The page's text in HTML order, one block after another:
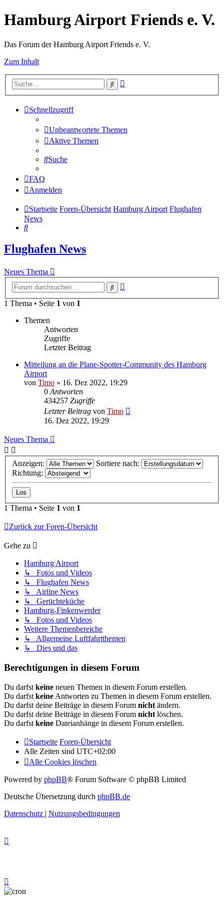
Hamburg Airport Friends e. V.
Das Forum der Hamburg Airport Friends e. V.
Zum Inhalt
Suche
Schnellzugriff
Unbeantwortete Themen
Aktive Themen
Suche
FAQ
Anmelden
Startseite Foren-Übersicht Hamburg Airport Flughafen
News
Suche
Flughafen News
Neues Thema
Suche
1 Thema • Seite 1 von 1
Themen
Antworten
Zugriffe
Letzter Beitrag
Mitteilung an die Plane-Spotter-Community des Hamburg
Airport
von Timo » 16. Dez 2022, 19:29
0 Antworten
434257 Zugriffe
Letzter Beitrag von Timo
16. Dez 2022, 19:29
Neues Thema
Anzeigen:
Sortiere nach:
Richtung:
1 Thema • Seite 1 von 1
Zurück zur Foren-Übersicht
Gehe zu
Hamburg Airport
↳ Fotos und Videos
↳ Flughafen News
↳ Airline News
↳ Gerüchteküche
Hamburg-Finkenwerder
↳ Fotos und Videos
Weitere Themenbereiche
↳ Allgemeine Luftfahrtthemen
↳ Dies und das
Berechtigungen in diesem Forum
Du darfst keine neuen Themen in diesem Forum erstellen.
Du darfst keine Antworten zu Themen in diesem Forum erstellen.
Du darfst deine Beiträge in diesem Forum nicht ändern.
Du darfst deine Beiträge in diesem Forum nicht löschen.
Du darfst keine Dateianhänge in diesem Forum erstellen.
Startseite Foren-Übersicht
Alle Zeiten sind UTC+02:00
Alle Cookies löschen
Powered by phpBB® Forum Software © phpBB Limited
Deutsche Übersetzung durch phpBB.de
Datenschutz | Nutzungsbedingungen